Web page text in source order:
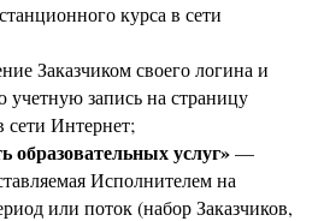
курса в сети
Заказчиком своего логина и
учетную запись на страницу
сети Интернет;
образовательных услуг»—
Исполнителем на
или поток (набор Заказчиков,